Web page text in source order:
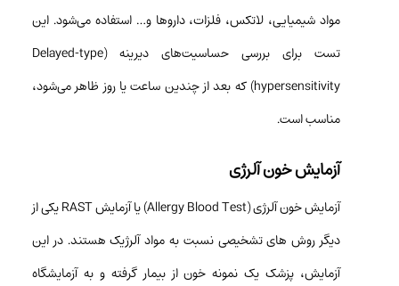
مواد شیمیایی، لاتکس، فلزات، داروها و… استفاده می‌شود. این
تست برای بررسی حساسیت‌های دیرینه (Delayed-type
hypersensitivity) که بعد از چندین ساعت یا روز ظاهر می‌شود،
مناسب است.
آزمایش خون آلرژی
آزمایش خون آلرژی (Allergy Blood Test) یا آزمایش RAST یکی از
دیگر روش های تشخیصی نسبت به مواد آلرژیک هستند. در این
آزمایش، پزشک یک نمونه خون از بیمار گرفته و به آزمایشگاه